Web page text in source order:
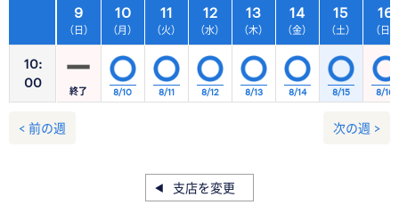
10:
00
9
（日）
10
（月）
11
（火）
12
（水）
13
（木）
14
（金）
15
（土）
終了 8/10 8/11 8/12 8/13 8/14 8/15
16
（日）
8/16
< 前の週 次の週 >
支店を変更